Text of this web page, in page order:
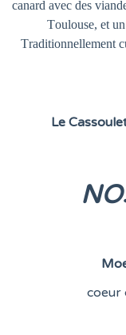
canard avec des
Toulouse, et
Traditionnellement
Le
coeur